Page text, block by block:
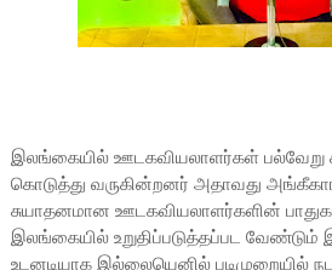
இலங்கையில் ஊடகவியலாளர்கள் பல்வேறு
கொடுத்து வருகின்றனர் அதாவது
சுயாதனமான ஊடகவியலாளர்களின்
இலங்கையில் உறுதிப்படுத்தப்பட வேண்டும்
உடனடியாக இல்லையெனில் படிமுறையில்